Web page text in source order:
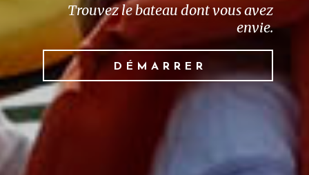
Trouvez le bateau dont vous avez
envie.
DÉMARRER